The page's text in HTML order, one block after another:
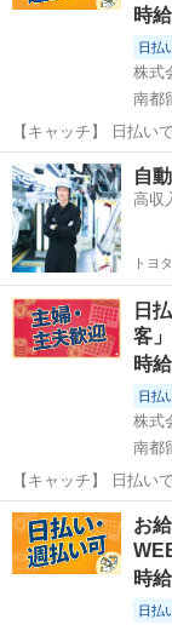
時
日払
株式
南都
【キャッチ】 日払い
もはじめは初心者♪】
場！高時給1200円！ 【コメント】 製造のお仕事が豊富★未経験で働
山梨 南都留郡
自
高収
トヨ
日
客
時
日払
株式
南都
【キャッチ】 日払い
もはじめは初心者♪】
場！高時給1200円！ 【コメント】 弊社なら事前の職場見学が多数！
山梨 南都留郡
お
時
日払